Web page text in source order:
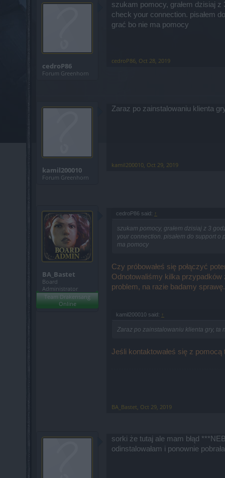
cedroP86
Forum Greenhorn
szukam pomocy, grałem dzisiaj
check your connection. pisałem
grać bo nie ma pomocy
cedroP86, Oct 28, 2019
kamil200010
Forum Greenhorn
Zaraz po zainstalowaniu klienta
kamil200010, Oct 29, 2019
BA_Bastet
Board
Administrator
Team Drakensang
Online
cedroP86 said: ↑
szukam pomocy, grałem dzisiaj z 3
your connection. pisałem do support
ma pomocy
Czy próbowałeś się połączyć
Odnotowaliśmy kilka przypadków
problem, na razie badamy sprawę.
kamil200010 said: ↑
Zaraz po zainstalowaniu klienta gry, ta
Jeśli kontaktowałeś się z
BA_Bastet Oct 29, 2019
sorki że tutaj ale mam błąd
odinstalowałam i ponownie